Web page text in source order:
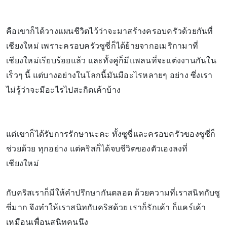
คือเขาก็ได้วางแผนชีวิตไว้ว่าจะมาสร้างครอบครัวด้วยกันที่
เชียงใหม่ เพราะครอบครัวซูซี่ก็ได้ย้ายจากอเมริกามาที่
เชียงใหม่เรียบร้อยแล้ว และทั้งคู่ก็มีแพลนที่จะแต่งงานกันใน
เร็วๆ นี้ แต่บางอย่างในโลกนี้มันมีอะไรหลายๆ อย่าง ซึ่งเรา
ไม่รู้ว่าจะมีอะไรไปสะกิดเค้าบ้าง
แต่เขาก็ได้รับการรักษานะคะ ทั้งซูซี่และครอบครัวของซูซี่ก็
ช่วยด้วย ทุกอย่าง แต่คริสก็ได้จบชีวิตของตัวเองลงที่
เชียงใหม่
กับคริสเราก็มีให้คำปรึกษากันตลอด ด้วยความที่เราสนิทกับซู
ซี่มาก จึงทำให้เราสนิทกับคริสด้วย เราก็รักเค้า ก็แคร์เค้า
เหมือนเพื่อนสนิทคนนึง